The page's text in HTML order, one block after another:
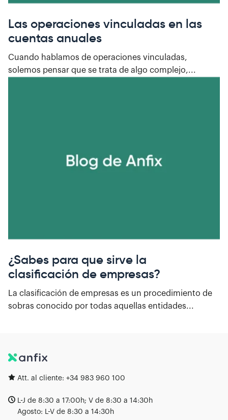
Las operaciones vinculadas en las
cuentas anuales
Cuando hablamos de operaciones vinculadas,
solemos pensar que se trata de algo complejo,...
¿Sabes para que sirve la
clasificación de empresas?
La clasificación de empresas es un procedimiento de
sobras conocido por todas aquellas entidades...
Att. al cliente: +34 983 960 100
L-J de 8:30 a 17:00h; V de 8:30 a 14:30h
Agosto: L-V de 8:30 a 14:30h